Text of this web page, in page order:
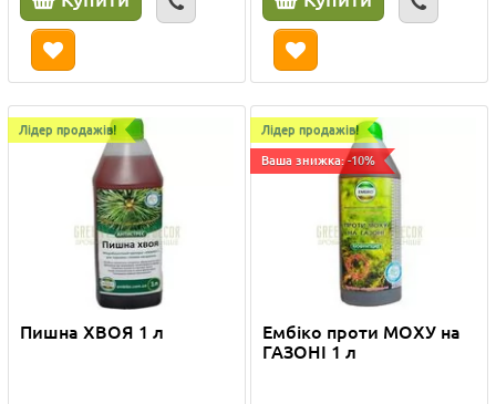
Лідер продажів!
Пишна ХВОЯ 1 л
Лідер продажів!
Ваша знижка: -10%
Ембіко проти МОХУ на
ГАЗОНІ 1 л